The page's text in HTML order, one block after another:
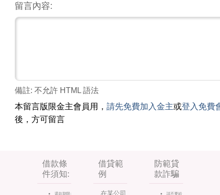
留言內容:
備註: 不允許 HTML 語法
本留言版限金主會員用， 請先免費加入金主或登入免費
後，方可留言
借款條
件須知:
還款期限:
借貸範
例
在某公司
防範貸
款詐騙
請不要給